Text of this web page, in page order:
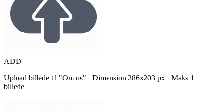
ADD
Upload billede til "Om os" - Dimension 286x203 px - Maks 1
billede